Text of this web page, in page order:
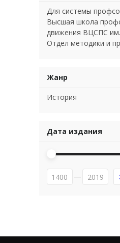
Для системы
Высшая школа
движения ВЦСПС
Отдел методики и
Жанр
История
Дата издания